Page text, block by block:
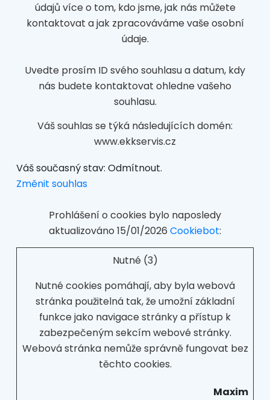
údajů více o tom, kdo jsme, jak nás můžete
kontaktovat a jak zpracováváme vaše osobní
údaje.
Uvedte prosím ID svého souhlasu a datum, kdy
nás budete kontaktovat ohledne vašeho
souhlasu.
Váš souhlas se týká následujících domén:
www.ekkservis.cz
Váš současný stav: Odmítnout.
Změnit souhlas
Prohlášení o cookies bylo naposledy
aktualizováno 15/01/2026 Cookiebot:
Nutné (3)
Nutné cookies pomáhají, aby byla webová
stránka použitelná tak, že umožní základní
funkce jako navigace stránky a přístup k
zabezpečeným sekcím webové stránky.
Webová stránka nemůže správně fungovat bez
těchto cookies.
Maximální